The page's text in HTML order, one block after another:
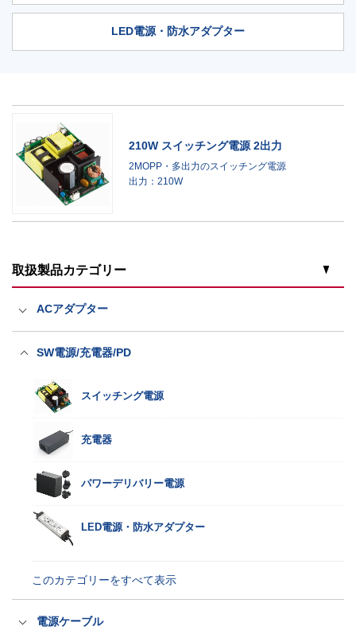
LED電源・防水アダプター
210W スイッチング電源 2出力
2MOPP・多出力のスイッチング電源
出力：210W
取扱製品カテゴリー
ACアダプター
医療規格ACアダプター
一般規格ACアダプター
家電規格ACアダプター
このカテゴリーをすべて表示
SW電源/充電器/PD
スイッチング電源
充電器
パワーデリバリー電源
LED電源・防水アダプター
このカテゴリーをすべて表示
電源ケーブル